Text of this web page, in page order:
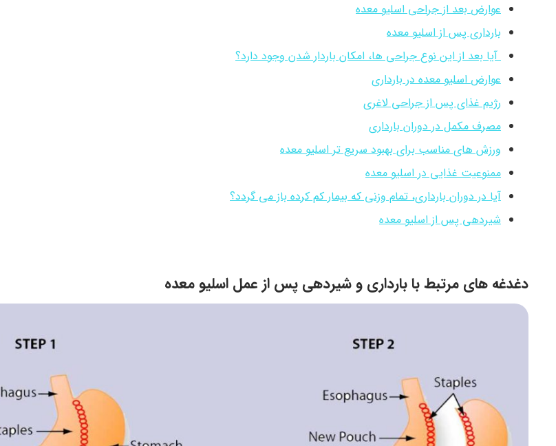
عوارض بعد از جراحی اسلیو معده
بارداری پس از اسلیو معده
آیا بعد از این نوع جراحی ها، امکان باردار شدن وجود دارد؟
عوارض اسلیو معده در بارداری
رژیم غذای پس از جراحی لاغری
مصرف مکمل در دوران بارداری
ورزش های مناسب برای بهبود سریع تر اسلیو معده
ممنوعیت غذایی در اسلیو معده
آیا در دوران بارداری، تمام وزنی که بیمار کم کرده باز می گردد؟
شیردهی پس از اسلیو معده
دغدغه های مرتبط با بارداری و شیردهی پس از عمل اسلیو معده